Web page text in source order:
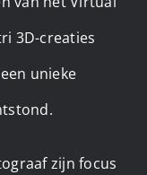
3D-creaties
unieke
zijn focus